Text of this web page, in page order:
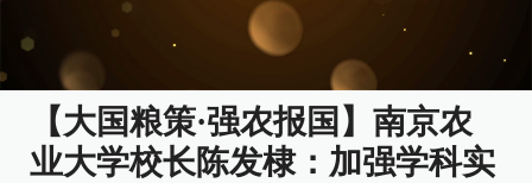
Video
【大国粮策·强农报国】南京农
业大学校长陈发棣：加强学科实